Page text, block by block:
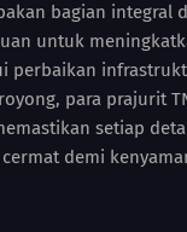
bagian integral
untuk
perbaikan
para prajurit
setiap
demi